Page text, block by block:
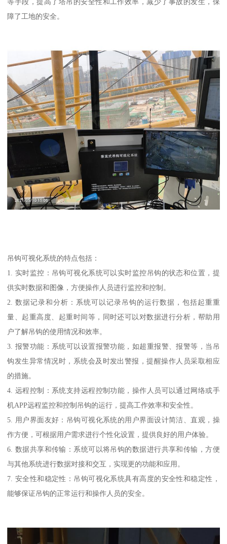
障了工地的安全。
吊钩可视化系统的特点包括：
1. 实时监控：吊钩可视化系统可以实时监控吊钩的状态和位置，提
供实时数据和图像，方便操作人员进行监控和控制。
2. 数据记录和分析：系统可以记录吊钩的运行数据，包括起重重
量、起重高度、起重时间等，同时还可以对数据进行分析，帮助用
户了解吊钩的使用情况和效率。
3. 报警功能：系统可以设置报警功能，如超重报警、报警等，当吊
钩发生异常情况时，系统会及时发出警报，提醒操作人员采取相应
的措施。
4. 远程控制：系统支持远程控制功能，操作人员可以通过网络或手
机APP远程监控和控制吊钩的运行，提高工作效率和安全性。
5. 用户界面友好：吊钩可视化系统的用户界面设计简洁、直观，操
作方便，可根据用户需求进行个性化设置，提供良好的用户体验。
6. 数据共享和传输：系统可以将吊钩的数据进行共享和传输，方便
与其他系统进行数据对接和交互，实现更的功能和应用。
7. 安全性和稳定性：吊钩可视化系统具有高度的安全性和稳定性，
能够保证吊钩的正常运行和操作人员的安全。